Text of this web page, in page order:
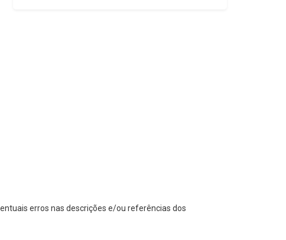
erros nas descrições e/ou referências dos